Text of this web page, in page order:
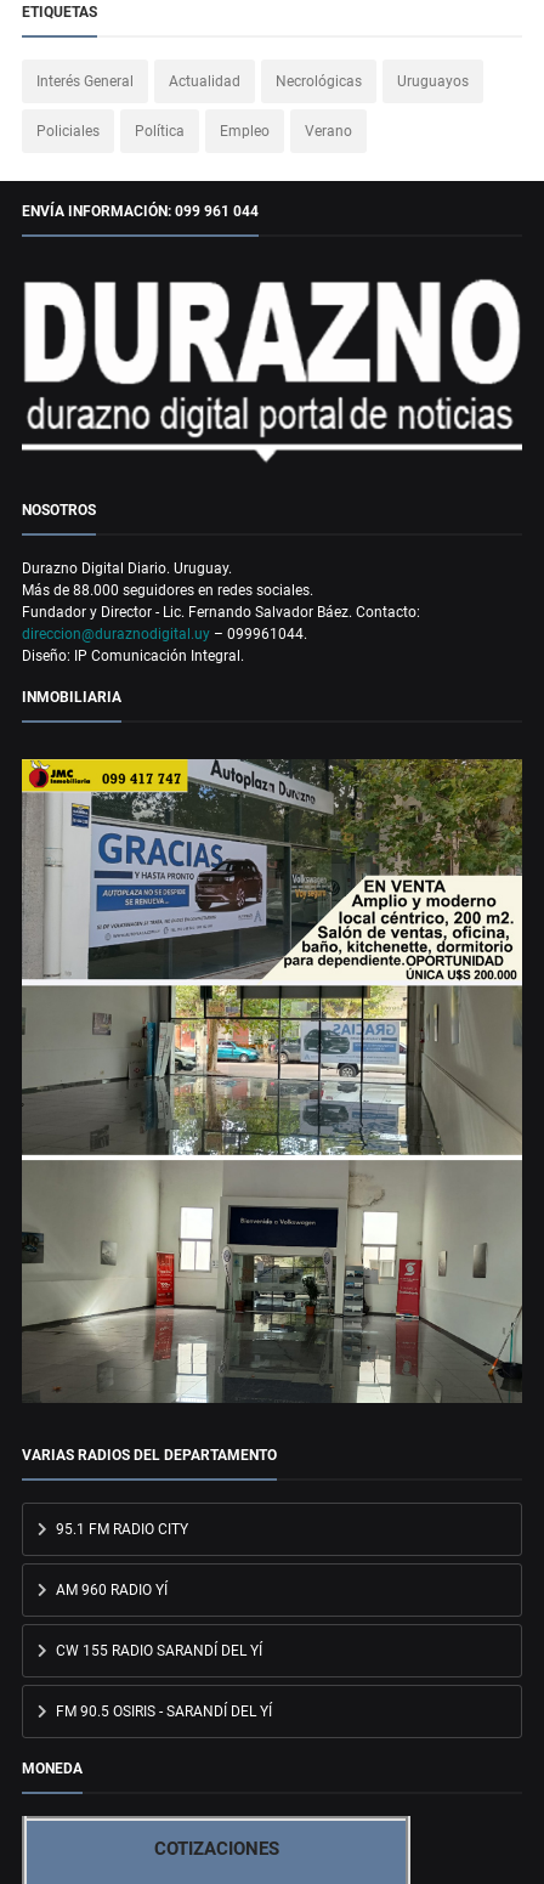
ETIQUETAS
Interés General Actualidad Necrológicas Uruguayos
Policiales Política Empleo Verano
ENVÍA INFORMACIÓN: 099 961 044
NOSOTROS
Durazno Digital Diario. Uruguay.
Más de 88.000 seguidores en redes sociales.
Fundador y Director - Lic. Fernando Salvador Báez. Contacto:
direccion@duraznodigital.uy – 099961044.
Diseño: IP Comunicación Integral.
INMOBILIARIA
VARIAS RADIOS DEL DEPARTAMENTO
95.1 FM RADIO CITY
AM 960 RADIO YÍ
CW 155 RADIO SARANDÍ DEL YÍ
FM 90.5 OSIRIS - SARANDÍ DEL YÍ
MONEDA
COTIZACIONES